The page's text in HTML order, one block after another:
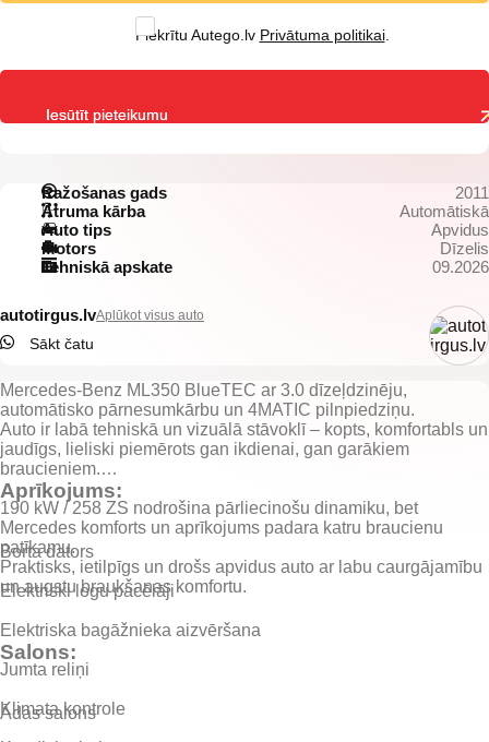
Piekrītu Autego.lv Privātuma politikai.
Ražošanas gads
2011
Ātruma kārba
Automātiskā
Auto tips
Apvidus
Motors
Dīzelis
Tehniskā apskate
09.2026
autotirgus.lvAplūkot visus auto
Sākt čatu
Mercedes-Benz ML350 BlueTEC ar 3.0 dīzeļdzinēju,
automātisko pārnesumkārbu un 4MATIC pilnpiedziņu.
Auto ir labā tehniskā un vizuālā stāvoklī– kopts, komfortabls un
jaudīgs, lieliski piemērots gan ikdienai, gan garākiem
braucieniem.
190 kW / 258 ZS nodrošina pārliecinošu dinamiku, bet
Mercedes komforts un aprīkojums padara katru braucienu
patīkamu.
Praktisks, ietilpīgs un drošs apvidus auto ar labu caurgājamību
Aprīkojums:
Borta dators
Elektriski logu pacēlāji
Elektriska bagāžnieka aizvēršana
Jumta reliņi
Klimata kontrole
Salons:
Ādas salons